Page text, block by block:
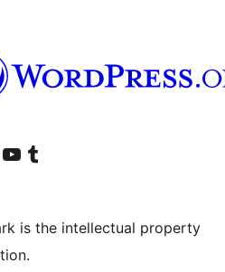
हमारे यूट्यूब चैनल पर जाएंहमारे Tumblr खाते पर जाएँ
is the intellectual property